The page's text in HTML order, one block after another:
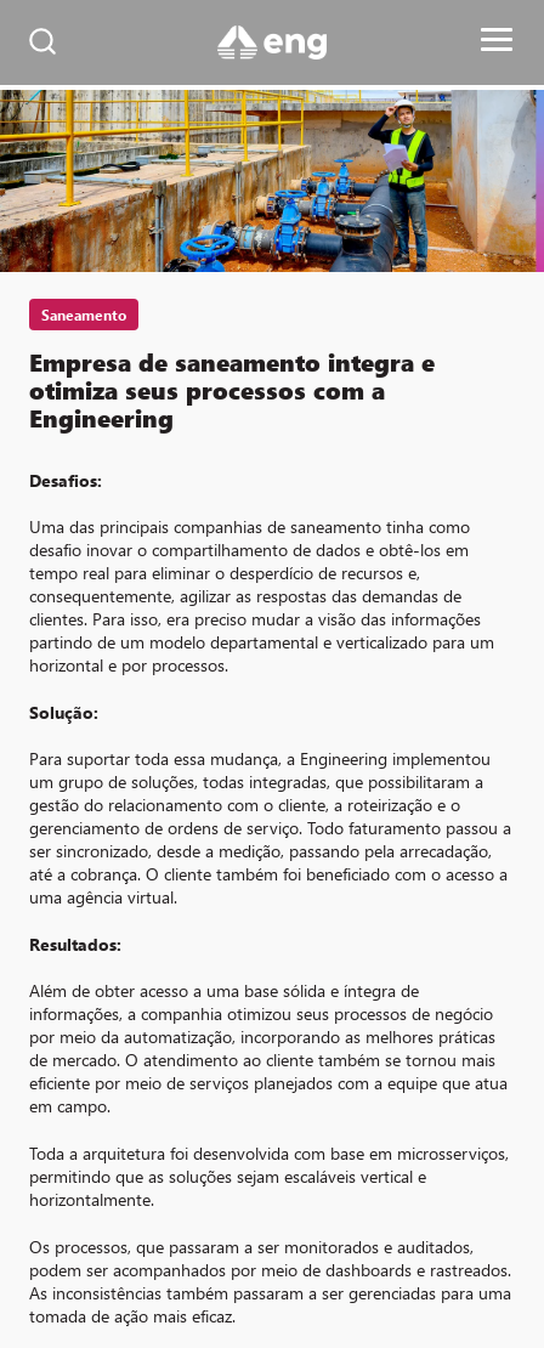
Saneamento
Empresa de saneamento integra e
otimiza seus processos com a
Engineering
Desafios:
Uma das principais companhias de saneamento tinha como
desafio inovar o compartilhamento de dados e obtê-los em
tempo real para eliminar o desperdício de recursos e,
consequentemente, agilizar as respostas das demandas de
clientes. Para isso, era preciso mudar a visão das informações
partindo de um modelo departamental e verticalizado para um
horizontal e por processos.
Solução:
Para suportar toda essa mudança, a Engineering implementou
um grupo de soluções, todas integradas, que possibilitaram a
gestão do relacionamento com o cliente, a roteirização e o
gerenciamento de ordens de serviço. Todo faturamento passou a
ser sincronizado, desde a medição, passando pela arrecadação,
até a cobrança. O cliente também foi beneficiado com o acesso a
uma agência virtual.
Resultados:
Além de obter acesso a uma base sólida e íntegra de
informações, a companhia otimizou seus processos de negócio
por meio da automatização, incorporando as melhores práticas
de mercado. O atendimento ao cliente também se tornou mais
eficiente por meio de serviços planejados com a equipe que atua
em campo.
Toda a arquitetura foi desenvolvida com base em microsserviços,
permitindo que as soluções sejam escaláveis vertical e
horizontalmente.
Os processos, que passaram a ser monitorados e auditados,
podem ser acompanhados por meio de dashboards e rastreados.
As inconsistências também passaram a ser gerenciadas para uma
tomada de ação mais eficaz.